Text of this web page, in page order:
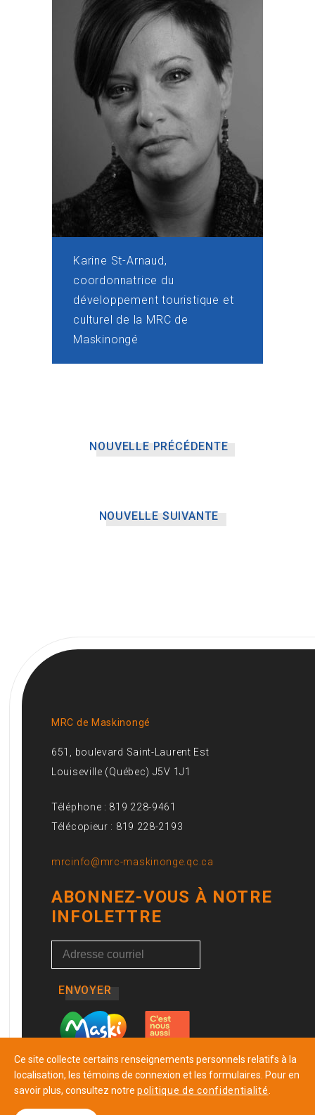
Karine St-Arnaud,
coordonnatrice du
développement touristique et
culturel de la MRC de
Maskinongé
NOUVELLE PRÉCÉDENTE
NOUVELLE SUIVANTE
MRC de Maskinongé
651, boulevard Saint-Laurent Est
Louiseville (Québec) J5V 1J1
Téléphone : 819 228-9461
Télécopieur : 819 228-2193
mrcinfo@mrc-maskinonge.qc.ca
ABONNEZ-VOUS À NOTRE
INFOLETTRE
ENVOYER
Ce site collecte certains renseignements personnels relatifs à la
localisation, les témoins de connexion et les formulaires. Pour en
savoir plus, consultez notre politique de confidentialité